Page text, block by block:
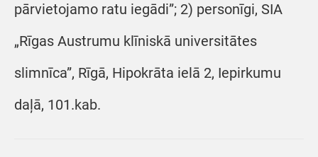
pārvietojamo ratu iegādi”; 2) personīgi, SIA
„Rīgas Austrumu klīniskā universitātes
slimnīca”, Rīgā, Hipokrāta ielā 2, Iepirkumu
daļā, 101.kab.